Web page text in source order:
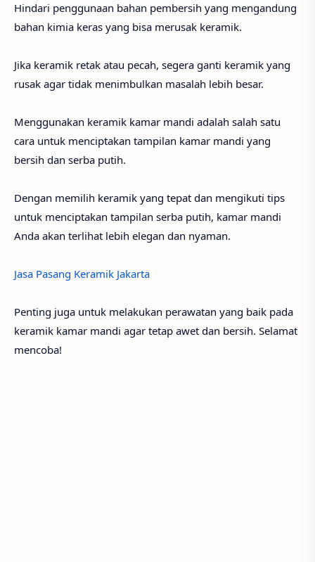
Hindari penggunaan bahan pembersih yang mengandung
bahan kimia keras yang bisa merusak keramik.
Jika keramik retak atau pecah, segera ganti keramik yang
rusak agar tidak menimbulkan masalah lebih besar.
Menggunakan keramik kamar mandi adalah salah satu
cara untuk menciptakan tampilan kamar mandi yang
bersih dan serba putih.
Dengan memilih keramik yang tepat dan mengikuti tips
untuk menciptakan tampilan serba putih, kamar mandi
Anda akan terlihat lebih elegan dan nyaman.
Jasa Pasang Keramik Jakarta
Penting juga untuk melakukan perawatan yang baik pada
keramik kamar mandi agar tetap awet dan bersih. Selamat
mencoba!